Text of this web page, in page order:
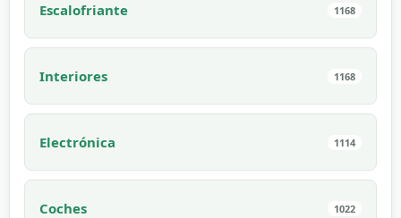
Escalofriante 1168
Interiores 1168
Electrónica 1114
Coches 1022